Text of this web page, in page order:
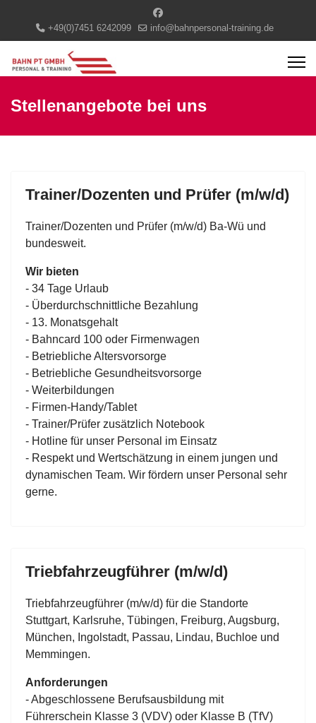
+49(0)7451 6242099 info@bahnpersonal-training.de
Stellenangebote bei uns
Trainer/Dozenten und Prüfer (m/w/d)
Trainer/Dozenten und Prüfer (m/w/d) Ba-Wü und
bundesweit.
Wir bieten
- 34 Tage Urlaub
- Überdurchschnittliche Bezahlung
- 13. Monatsgehalt
- Bahncard 100 oder Firmenwagen
- Betriebliche Altersvorsorge
- Betriebliche Gesundheitsvorsorge
- Weiterbildungen
- Firmen-Handy/Tablet
- Trainer/Prüfer zusätzlich Notebook
- Hotline für unser Personal im Einsatz
- Respekt und Wertschätzung in einem jungen und
dynamischen Team. Wir fördern unser Personal sehr
gerne.
Triebfahrzeugführer (m/w/d)
Triebfahrzeugführer (m/w/d) für die Standorte
Stuttgart, Karlsruhe, Tübingen, Freiburg, Augsburg,
München, Ingolstadt, Passau, Lindau, Buchloe und
Memmingen.
Anforderungen
- Abgeschlossene Berufsausbildung mit
Führerschein Klasse 3 (VDV) oder Klasse B (TfV)